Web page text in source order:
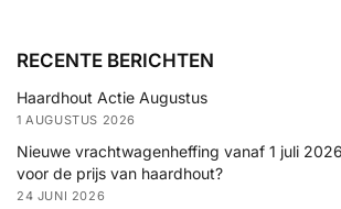
RECENTE BERICHTEN
Haardhout Actie Augustus
1 AUGUSTUS 2026
Nieuwe vrachtwagenheffing vanaf 1 juli
voor de prijs van haardhout?
24 JUNI 2026